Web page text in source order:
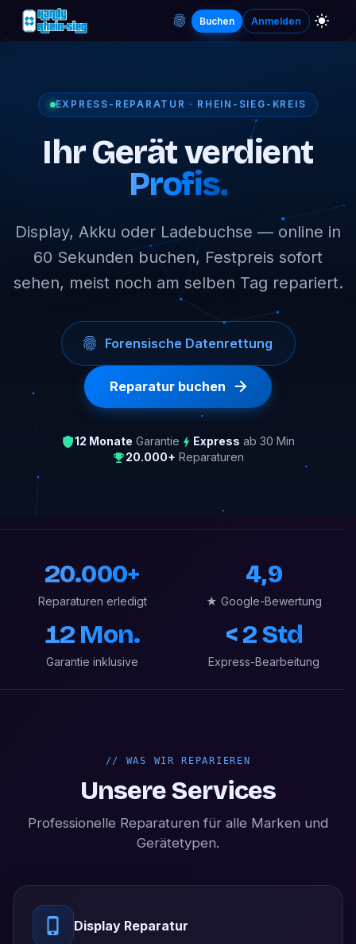
Buchen Anmelden
EXPRESS-REPARATUR · RHEIN-SIEG-KREIS
Ihr Gerät verdient
Profis.
Display, Akku oder Ladebuchse — online in
60 Sekunden buchen, Festpreis sofort
sehen, meist noch am selben Tag repariert.
Forensische Datenrettung
Reparatur buchen
12 Monate Garantie Express ab 30 Min
20.000+ Reparaturen
20.000+
Reparaturen erledigt
4,9
★ Google-Bewertung
12 Mon.
Garantie inklusive
< 2 Std
Express-Bearbeitung
// WAS WIR REPARIEREN
Unsere Services
Professionelle Reparaturen für alle Marken und
Gerätetypen.
Display Reparatur